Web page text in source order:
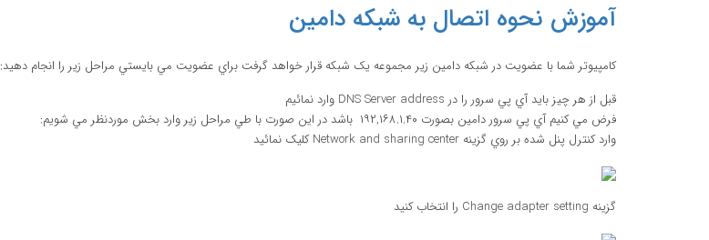
آموزش نحوه اتصال به شبکه دامین
کامپيوتر شما با عضويت در شبکه دامين زير مجموعه يک شبکه قرار خواهد گرفت براي عضويت مي بايستي مراحل زير را انجام دهيد:
قبل از هر چيز بايد آي پي سرور را در DNS Server address وارد نمائيم
فرض مي کنيم آي پي سرور دامين بصورت ۱۹۲,۱۶۸.۱.۴۰ باشد در اين صورت با طي مراحل زير وارد بخش موردنظر مي شويم:
وارد کنترل پنل شده بر روي گزينه Network and sharing center کليک نمائيد
گزينه Change adapter setting را انتخاب کنيد